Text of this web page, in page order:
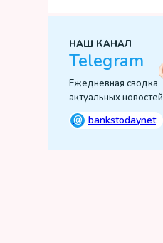
НАШ КАНАЛ
Telegram
Ежедневная сводка
актуальных новостей
@ bankstodaynet